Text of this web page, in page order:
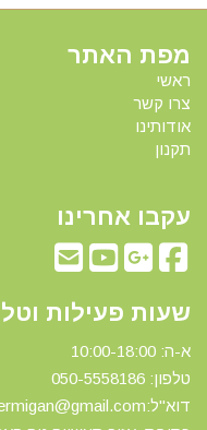
מפת האתר
ראשי
צרו קשר
אודותינו
תקנון
עקבו אחרינו
שעות פעילות
א-ה: 10:00-18:00
טלפון: 0 50-5558186
דוא"ל:yermigan@gmail.com